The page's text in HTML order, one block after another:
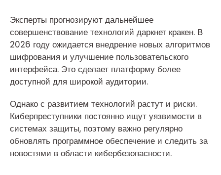
Эксперты прогнозируют дальнейшее
совершенствование технологий даркнет кракен. В
2026 году ожидается внедрение новых алгоритмов
шифрования и улучшение пользовательского
интерфейса. Это сделает платформу более
доступной для широкой аудитории.
Однако с развитием технологий растут и риски.
Киберпреступники постоянно ищут уязвимости в
системах защиты, поэтому важно регулярно
обновлять программное обеспечение и следить за
новостями в области кибербезопасности.